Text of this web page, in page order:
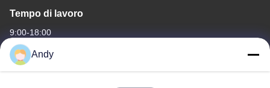
Tempo di lavoro
9:00-18:00
Il nostro indirizzo
Andy